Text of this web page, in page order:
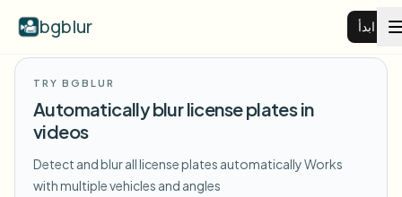
bgblur ابدأ
TRY BGBLUR
Automatically blur license plates in
videos
Detect and blur all license plates automaticallyWorks
with multiple vehicles and angles